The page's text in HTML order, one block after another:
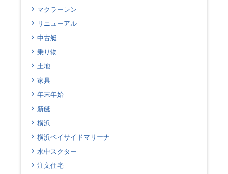
マクラーレン
リニューアル
中古艇
乗り物
土地
家具
年末年始
新艇
横浜
横浜ベイサイドマリーナ
水中スクター
注文住宅